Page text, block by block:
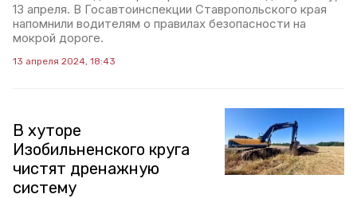
13 апреля. В Госавтоинспекции Ставропольского края
напомнили водителям о правилах безопасности на
мокрой дороге.
13 апреля 2024, 18:43
В хуторе
Изобильненского круга
чистят дренажную
систему